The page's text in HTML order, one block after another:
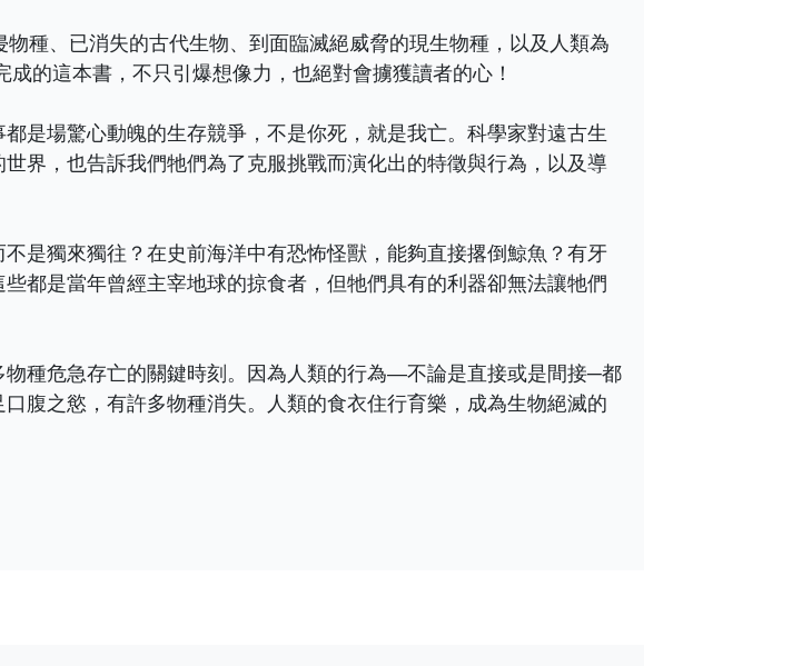
種、已消失的古代生物、到面臨滅絕威脅的現生物種，以及人類為
的這本書，不只引爆想像力，也絕對會擄獲讀者的心！
是場驚心動魄的生存競爭，不是你死，就是我亡。科學家對遠古生
界，也告訴我們牠們為了克服挑戰而演化出的特徵與行為，以及導
是獨來獨往？在史前海洋中有恐怖怪獸，能夠直接撂倒鯨魚？有牙
都是當年曾經主宰地球的掠食者，但牠們具有的利器卻無法讓牠們
種危急存亡的關鍵時刻。因為人類的行為―不論是直接或是間接─都
腹之慾，有許多物種消失。人類的食衣住行育樂，成為生物絕滅的